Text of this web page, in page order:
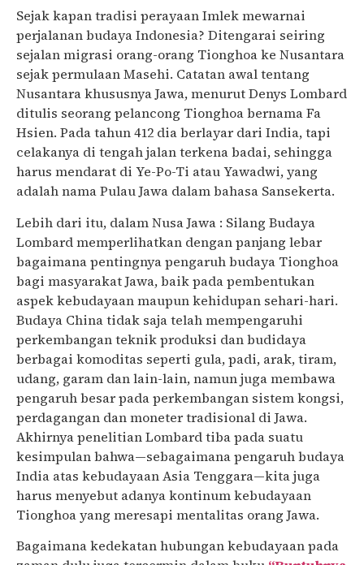
Sejak kapan tradisi perayaan Imlek mewarnai
perjalanan budaya Indonesia? Ditengarai seiring
sejalan migrasi orang-orang Tionghoa ke Nusantara
sejak permulaan Masehi. Catatan awal tentang
Nusantara khususnya Jawa, menurut Denys Lombard
ditulis seorang pelancong Tionghoa bernama Fa
Hsien. Pada tahun 412 dia berlayar dari India, tapi
celakanya di tengah jalan terkena badai, sehingga
harus mendarat di Ye-Po-Ti atau Yawadwi, yang
adalah nama Pulau Jawa dalam bahasa Sansekerta.
Lebih dari itu, dalam Nusa Jawa : Silang Budaya
Lombard memperlihatkan dengan panjang lebar
bagaimana pentingnya pengaruh budaya Tionghoa
bagi masyarakat Jawa, baik pada pembentukan
aspek kebudayaan maupun kehidupan sehari-hari.
Budaya China tidak saja telah mempengaruhi
perkembangan teknik produksi dan budidaya
berbagai komoditas seperti gula, padi, arak, tiram,
udang, garam dan lain-lain, namun juga membawa
pengaruh besar pada perkembangan sistem kongsi,
perdagangan dan moneter tradisional di Jawa.
Akhirnya penelitian Lombard tiba pada suatu
kesimpulan bahwa—sebagaimana pengaruh budaya
India atas kebudayaan Asia Tenggara—kita juga
harus menyebut adanya kontinum kebudayaan
Tionghoa yang meresapi mentalitas orang Jawa.
Bagaimana kedekatan hubungan kebudayaan pada